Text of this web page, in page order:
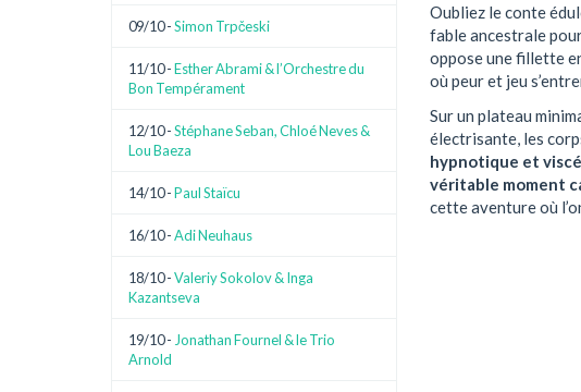
Oubliez le conte
fable ancestrale
oppose une fillette
où peur et jeu
Sur un plateau
électrisante, les
hypnotique et
véritable moment
cette aventure où
09/10 -Simon Trpčeski
11/10 -Esther Abrami & l’Orchestre du
Bon Tempérament
12/10 -Stéphane Seban, Chloé Neves &
Lou Baeza
14/10 -Paul Staïcu
16/10 -Adi Neuhaus
18/10 -Valeriy Sokolov & Inga
Kazantseva
19/10 - Jonathan Fournel & le Trio
Arnold